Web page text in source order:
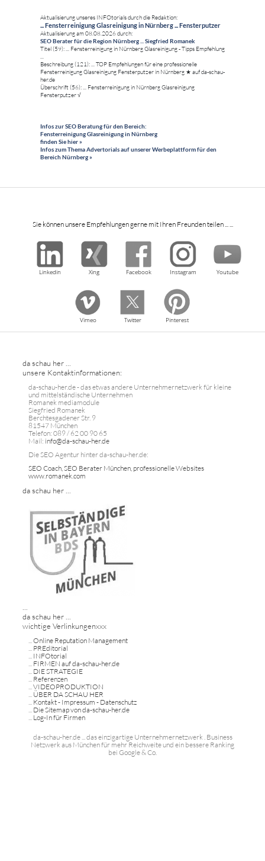
Aktualisierung unseres INFOtorials durch die Redaktion:
... Fensterreinigung Glasreinigung in Nürnberg ... Fensterputzer
Aktualisierung am 08.08.2026 durch:
SEO Berater für die Region Nürnberg ... Siegfried Romanek
Titel (59): ... Fensterreinigung in Nürnberg Glasreinigung - Tipps Empfehlung
...
Beschreibung (121): ... TOP Empfehlungen für eine professionelle
Fensterreinigung Glasreinigung Fensterputzer in Nürnberg ★ auf da-schau-
her.de
Überschrift (56): ... Fensterreinigung in Nürnberg Glasreinigung
Fensterputzer √
Infos zur SEO Beratung für den Bereich:
Fensterreinigung Glasreinigung in Nürnberg
finden Sie hier »
Infos zum Thema Advertorials auf unserer Werbeplattform für den
Bereich Nürnberg »
Sie können unsere Empfehlungen gerne mit Ihren Freunden teilen ... ...
Linkedin Xing Facebook Instagram Youtube
Vimeo Twitter Pinterest
da schau her ...
unsere Kontaktinformationen:
da-schau-her.de - das etwas andere Unternehmernetzwerk für kleine
und mittelständische Unternehmen
Romanek mediamodule
Siegfried Romanek
Berchtesgadener Str. 9
81547 München
Telefon: 089 / 62 00 90 65
Mail: info@da-schau-her.de
Die SEO Agentur hinter da-schau-her.de:
SEO Coach, SEO Berater München, professionelle Websites
www.romanek.com
da schau her ...
da schau her ...
wichtige Verlinkungenxxx
Online Reputation Management
PREditorial
INFOtorial
FIRMEN auf da-schau-her.de
DIE STRATEGIE
Referenzen
VIDEOPRODUKTION
ÜBER DA SCHAU HER
Kontakt - Impressum - Datenschutz
Die Sitemap von da-schau-her.de
Log-In für Firmen
da-schau-her.de ... das einzigartige Unternehmernetzwerk . Business
Netzwerk aus München für mehr Reichweite und ein bessere Ranking
bei Google & Co.